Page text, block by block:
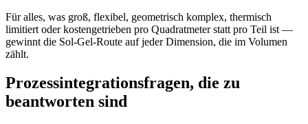
Für alles, was groß, flexibel, geometrisch komplex, thermisch
limitiert oder kostengetrieben pro Quadratmeter statt pro Teil ist —
gewinnt die Sol-Gel-Route auf jeder Dimension, die im Volumen
zählt.
Prozessintegrationsfragen, die zu
beantworten sind